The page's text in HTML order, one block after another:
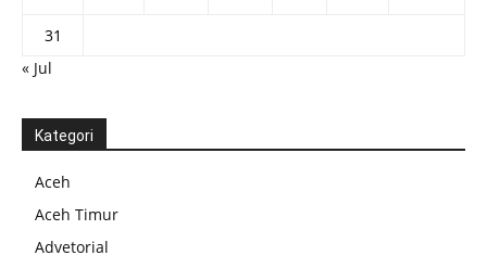
31
« Jul
Kategori
Aceh
Aceh Timur
Advetorial